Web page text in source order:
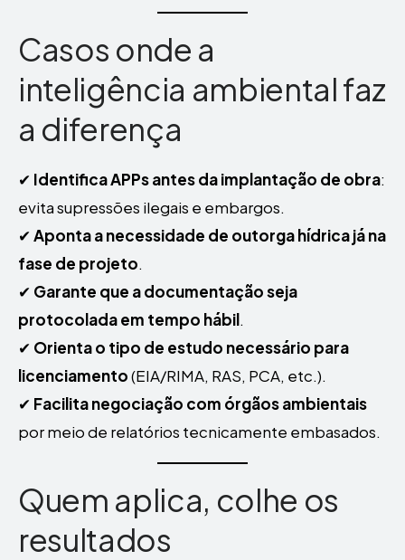
Casos onde a
inteligência ambiental faz
a diferença
✔ Identifica APPs antes da implantação de obra:
evita supressões ilegais e embargos.
✔Aponta a necessidade de outorga hídrica já na
fase de projeto.
✔ Garante que a documentação seja
protocolada em tempo hábil.
✔ Orienta o tipo de estudo necessário para
licenciamento(EIA/RIMA, RAS, PCA, etc.).
✔ Facilita negociação com órgãos ambientais
por meio de relatórios tecnicamente embasados.
Quem aplica, colhe os
resultados